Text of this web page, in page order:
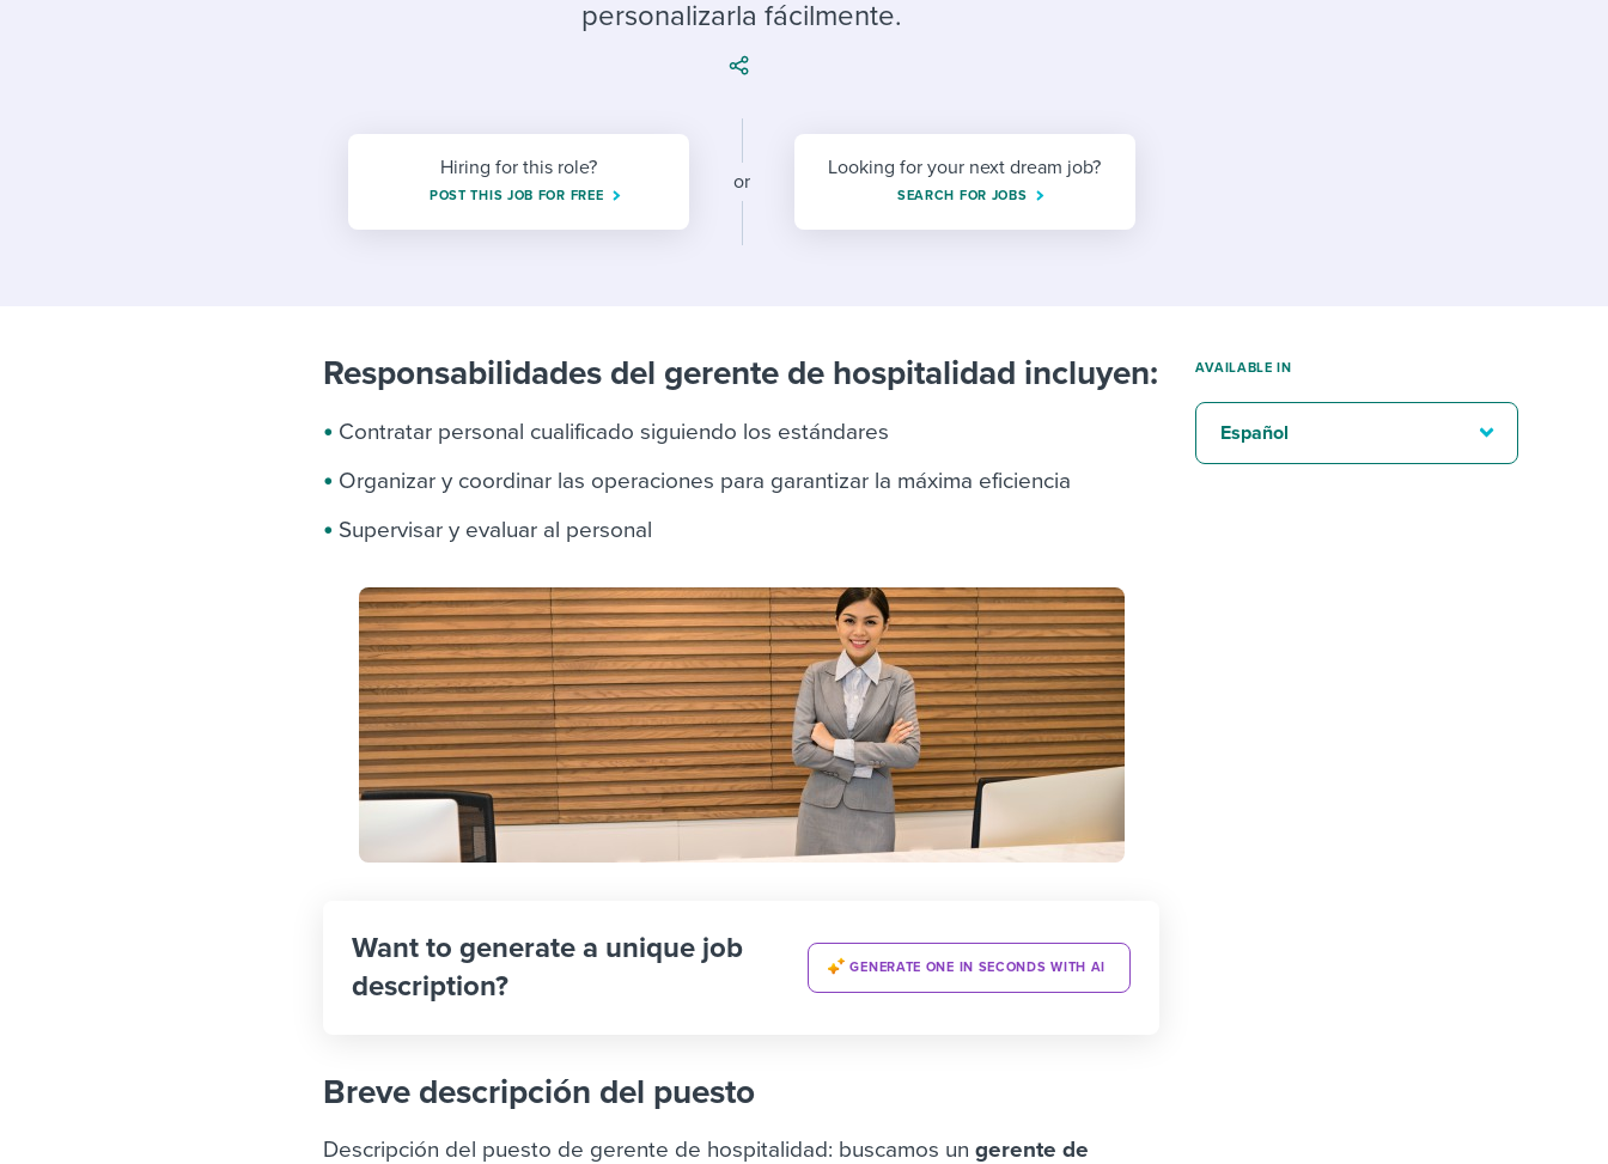
Workable customer stories
Workable customer stories
personalizarla fácilmente.
Hiring for this role?
POST THIS JOB FOR FREE
or
Looking for your next dream job?
SEARCH FOR JOBS
Responsabilidades del gerente de hospitalidad incluyen:
Contratar personal cualificado siguiendo los estándares
Organizar y coordinar las operaciones para garantizar la máxima eficiencia
Supervisar y evaluar al personal
Want to generate a unique job
description?
GENERATE ONE IN SECONDS WITH AI
Breve descripción del puesto
Descripción del puesto de gerente de hospitalidad: buscamos ungerente de
AVAILABLE IN
Español